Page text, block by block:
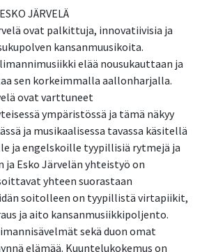
JÄRVELÄ
ovat palkittuja, innovatiivisia ja
kansanmuusikoita.
elää nousukauttaan ja
sen korkeimmalla aallonharjalla.
ovat varttuneet
ympäristössä ja tämä näkyy
ja musikaalisessa tavassa käsitellä
ja engelskoille tyypillisiä rytmejä ja
ja Esko Järvelän yhteistyö on
yhteen suorastaan
soitolleen on tyypillistä virtapiikit,
ja aito kansanmusiikkipoljento.
sekä duon omat
elämää. Kuuntelukokemus on